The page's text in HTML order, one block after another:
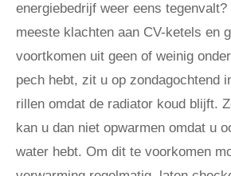
energiebedrijf weer eens
meeste klachten aan CV-ketels en
voortkomen uit geen of weinig
pech hebt, zit u op zondagochtend
rillen omdat de radiator koud blijft.
kan u dan niet opwarmen omdat u
water hebt. Om dit te voorkomen